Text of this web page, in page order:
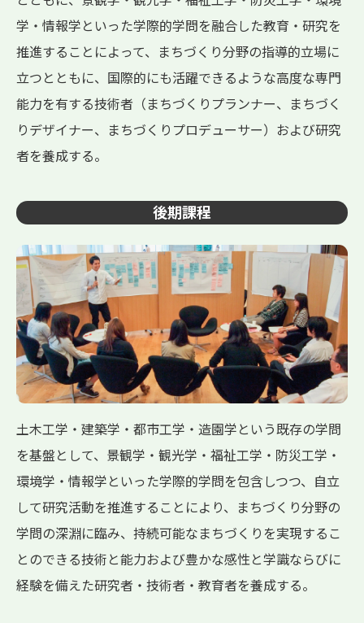
学・情報学といった学際的学問を融合した教育・研究を
推進することによって、まちづくり分野の指導的立場に
立つとともに、国際的にも活躍できるような高度な専門
能力を有する技術者（まちづくりプランナー、まちづく
りデザイナー、まちづくりプロデューサー）および研究
者を養成する。
後期課程
土木工学・建築学・都市工学・造園学という既存の学問
を基盤として、景観学・観光学・福祉工学・防災工学・
環境学・情報学といった学際的学問を包含しつつ、自立
して研究活動を推進することにより、まちづくり分野の
学問の深淵に臨み、持続可能なまちづくりを実現するこ
とのできる技術と能力および豊かな感性と学識ならびに
経験を備えた研究者・技術者・教育者を養成する。